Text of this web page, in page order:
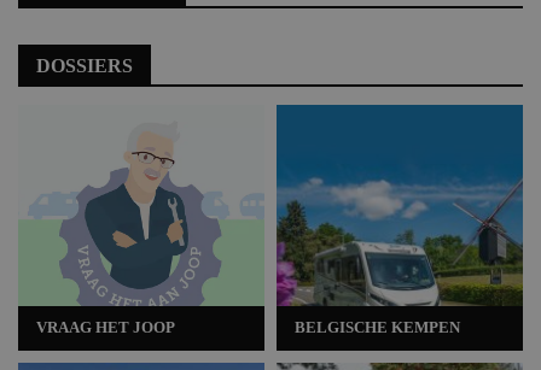
DOSSIERS
VRAAG HET JOOP BELGISCHE KEMPEN